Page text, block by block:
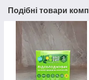
Подібні товари